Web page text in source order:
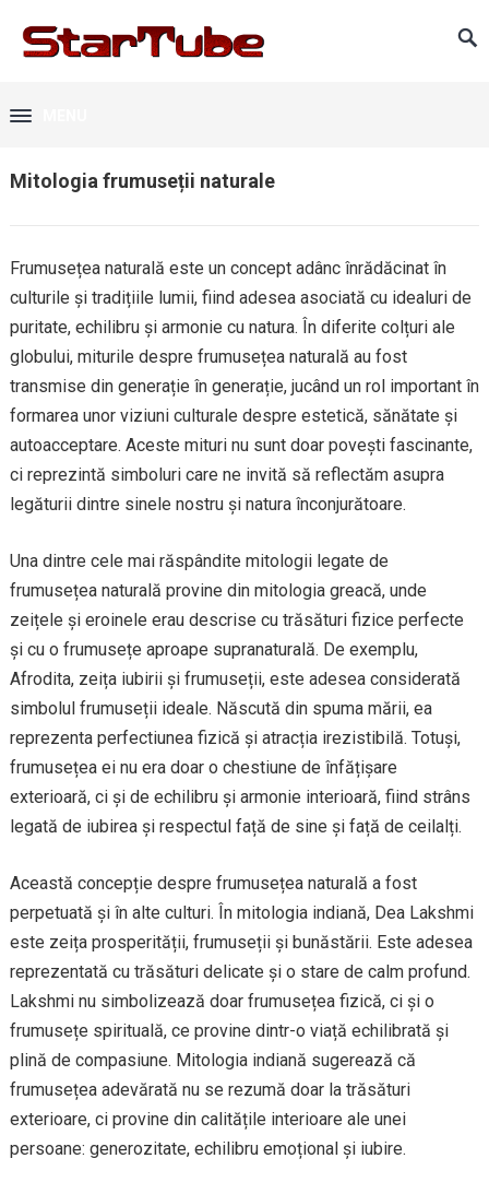
Mitologia frumuseții naturale
Frumusețea naturală este un concept adânc înrădăcinat în
culturile și tradițiile lumii, fiind adesea asociată cu idealuri de
puritate, echilibru și armonie cu natura. În diferite colțuri ale
globului, miturile despre frumusețea naturală au fost
transmise din generație în generație, jucând un rol important în
formarea unor viziuni culturale despre estetică, sănătate și
autoacceptare. Aceste mituri nu sunt doar povești fascinante,
ci reprezintă simboluri care ne invită să reflectăm asupra
legăturii dintre sinele nostru și natura înconjurătoare.
Una dintre cele mai răspândite mitologii legate de
frumusețea naturală provine din mitologia greacă, unde
zeițele și eroinele erau descrise cu trăsături fizice perfecte
și cu o frumusețe aproape supranaturală. De exemplu,
Afrodita, zeița iubirii și frumuseții, este adesea considerată
simbolul frumuseții ideale. Născută din spuma mării, ea
reprezenta perfectiunea fizică și atracția irezistibilă. Totuși,
frumusețea ei nu era doar o chestiune de înfățișare
exterioară, ci și de echilibru și armonie interioară, fiind strâns
legată de iubirea și respectul față de sine și față de ceilalți.
Această concepție despre frumusețea naturală a fost
perpetuată și în alte culturi. În mitologia indiană, Dea Lakshmi
este zeița prosperității, frumuseții și bunăstării. Este adesea
reprezentată cu trăsături delicate și o stare de calm profund.
Lakshmi nu simbolizează doar frumusețea fizică, ci și o
frumusețe spirituală, ce provine dintr-o viață echilibrată și
plină de compasiune. Mitologia indiană sugerează că
frumusețea adevărată nu se rezumă doar la trăsături
exterioare, ci provine din calitățile interioare ale unei
persoane: generozitate, echilibru emoțional și iubire.